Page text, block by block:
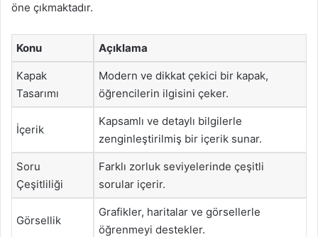
öne çıkmaktadır.
Konu Açıklama
Kapak
Tasarımı
Modern ve dikkat çekici bir kapak,
öğrencilerin ilgisini çeker.
İçerik
Kapsamlı ve detaylı bilgilerle
zenginleştirilmiş bir içerik sunar.
Soru
Çeşitliliği
Farklı zorluk seviyelerinde çeşitli
sorular içerir.
Görsellik
Grafikler, haritalar ve görsellerle
öğrenmeyi destekler.